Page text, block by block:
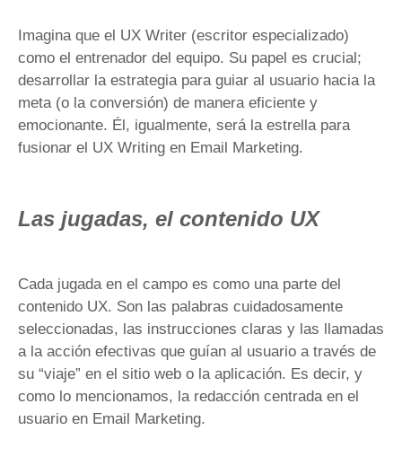
Imagina que el UX Writer (escritor especializado)
como el entrenador del equipo. Su papel es crucial;
desarrollar la estrategia para guiar al usuario hacia la
meta (o la conversión) de manera eficiente y
emocionante. Él, igualmente, será la estrella para
fusionar el UX Writing en Email Marketing.
Las jugadas, el contenido UX
Cada jugada en el campo es como una parte del
contenido UX. Son las palabras cuidadosamente
seleccionadas, las instrucciones claras y las llamadas
a la acción efectivas que guían al usuario a través de
su “viaje” en el sitio web o la aplicación. Es decir, y
como lo mencionamos, la redacción centrada en el
usuario en Email Marketing.